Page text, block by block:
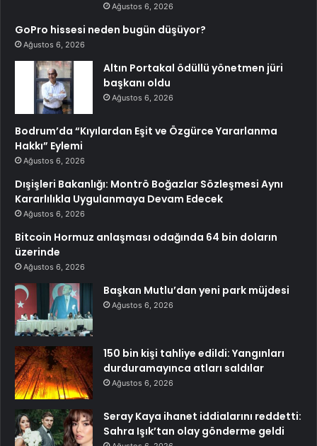
Ağustos 6, 2026
GoPro hissesi neden bugün düşüyor?
Ağustos 6, 2026
Altın Portakal ödüllü yönetmen jüri
başkanı oldu
Ağustos 6, 2026
Bodrum’da “Kıyılardan Eşit ve Özgürce Yararlanma
Hakkı” Eylemi
Ağustos 6, 2026
Dışişleri Bakanlığı: Montrö Boğazlar Sözleşmesi Aynı
Kararlılıkla Uygulanmaya Devam Edecek
Ağustos 6, 2026
Bitcoin Hormuz anlaşması odağında 64 bin doların
üzerinde
Ağustos 6, 2026
Başkan Mutlu’dan yeni park müjdesi
Ağustos 6, 2026
150 bin kişi tahliye edildi: Yangınları
durduramayınca atları saldılar
Ağustos 6, 2026
Seray Kaya ihanet iddialarını reddetti:
Sahra Işık’tan olay gönderme geldi